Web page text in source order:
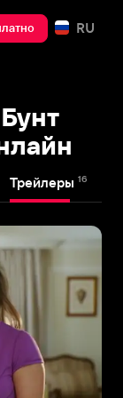
RU
Трейлеры 16